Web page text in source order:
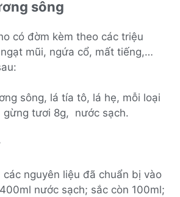
sông
có đờm kèm theo các triệu
mũi, ngứa cổ, mất tiếng,…
sông, lá tía tô, lá hẹ, mỗi loại
gừng tươi 8g, nước sạch.
các nguyên liệu đã chuẩn bị vào
nước sạch; sắc còn 100ml;